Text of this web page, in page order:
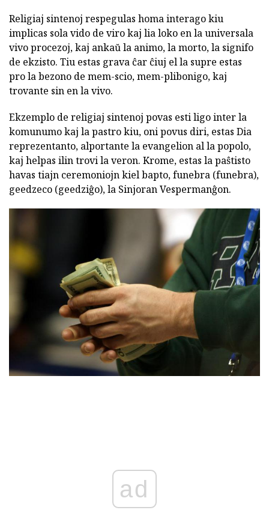
Religiaj sintenoj respegulas homa interago kiu
implicas sola vido de viro kaj lia loko en la universala
vivo procezoj, kaj ankaŭ la animo, la morto, la signifo
de ekzisto. Tiu estas grava ĉar ĉiuj el la supre estas
pro la bezono de mem-scio, mem-plibonigo, kaj
trovante sin en la vivo.
Ekzemplo de religiaj sintenoj povas esti ligo inter la
komunumo kaj la pastro kiu, oni povus diri, estas Dia
reprezentanto, alportante la evangelion al la popolo,
kaj helpas ilin trovi la veron. Krome, estas la paŝtisto
havas tiajn ceremoniojn kiel bapto, funebra (funebra),
geedzeco (geedziĝo), la Sinjoran Vespermanĝon.
ad